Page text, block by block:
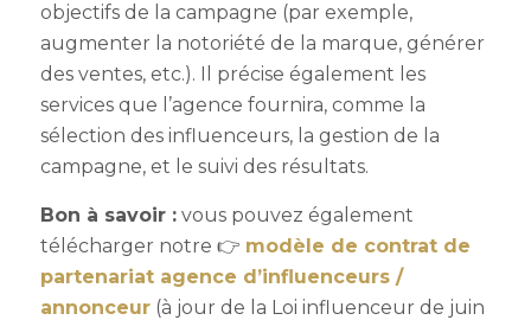
objectifs de la campagne (par exemple,
augmenter la notoriété de la marque, générer
des ventes, etc.). Il précise également les
services que l’agence fournira, comme la
sélection des influenceurs, la gestion de la
campagne, et le suivi des résultats.
Bon à savoir :vous pouvez également
télécharger notre 👉 modèle de contrat de
partenariat agence d’influenceurs /
annonceur(à jour de la Loi influenceur de juin